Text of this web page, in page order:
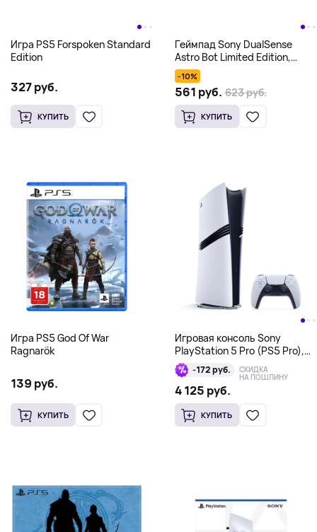
Игра PS5 Forspoken Standard
Edition
327 руб.
КУПИТЬ
Геймпад Sony DualSense
Astro Bot Limited Edition,
белый
-10%
561 руб. 623 руб.
КУПИТЬ
Игра PS5 God Of War
Ragnarök
139 руб.
КУПИТЬ
Игровая консоль Sony
PlayStation 5 Pro (PS5 Pro),
без дисковода, 2Тб, белая
CFI-7121
-172 руб. СКИДКА
НА ПОШЛИНУ
4 125 руб.
КУПИТЬ